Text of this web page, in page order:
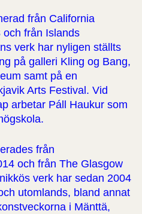
från California
och från Islands
verk har nyligen ställts
på galleri Kling og Bang,
samt på en
Arts Festival. Vid
arbetar Páll Haukur som
från
och från The Glasgow
verk har sedan 2004
utomlands, bland annat
i Mänttä,